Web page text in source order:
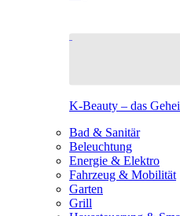
K-Beauty – das
Bad & Sanitär
Beleuchtung
Energie & Elektro
Fahrzeug & Mobilität
Garten
Grill